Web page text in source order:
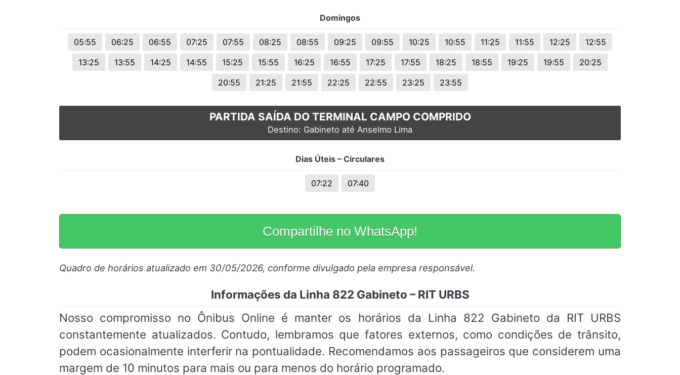
Domingos
05:55 06:25 06:55 07:25 07:55 08:25 08:55 09:25 09:55 10:25 10:55 11:25 11:55 12:25
12:55
13:25
13:55 14:25 14:55 15:25 15:55 16:25 16:55 17:25 17:55 18:25 18:55 19:25 19:55
20:25
20:55
21:25 21:55 22:25 22:55 23:25 23:55
PARTIDA SAÍDA DO TERMINAL CAMPO COMPRIDO
Destino: Gabineto até Anselmo Lima
Dias Úteis – Circulares
07:22 07:40
Compartilhe no WhatsApp!
Quadro de horários atualizado em 30/05/2026, conforme divulgado pela empresa responsável.
Informações da Linha 822 Gabineto – RIT URBS
Nosso compromisso no Ônibus Online é manter os horários da Linha 822 Gabineto da RIT URBS
constantemente atualizados. Contudo, lembramos que fatores externos, como condições de trânsito,
podem ocasionalmente interferir na pontualidade. Recomendamos aos passageiros que considerem uma
margem de 10 minutos para mais ou para menos do horário programado.